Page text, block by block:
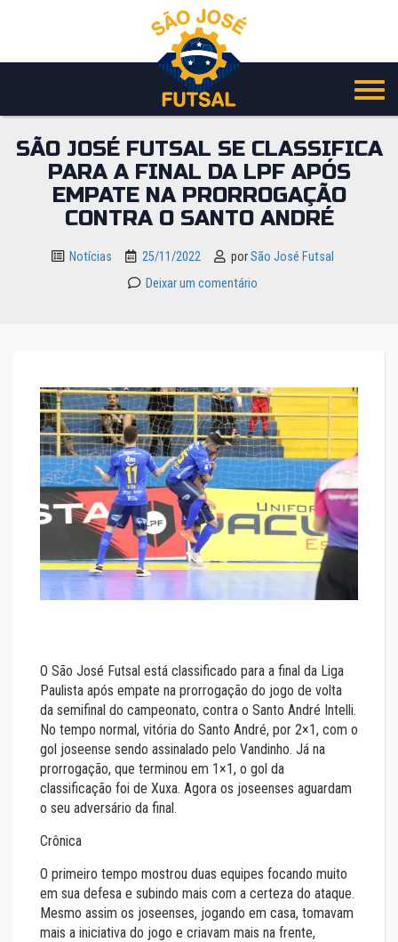
o
SÃO JOSÉ FUTSAL SE CLASSIFICA
PARA A FINAL DA LPF APÓS
EMPATE NA PRORROGAÇÃO
CONTRA O SANTO ANDRÉ
Notícias 25/11/2022 porSão José Futsal
Deixar um comentário
O São José Futsal está classificado para a final da Liga
Paulista após empate na prorrogação do jogo de volta
da semifinal do campeonato, contra o Santo André Intelli.
No tempo normal, vitória do Santo André, por 2×1, com o
gol joseense sendo assinalado pelo Vandinho. Já na
prorrogação, que terminou em 1×1, o gol da
classificação foi de Xuxa. Agora os joseenses aguardam
o seu adversário da final.
Crônica
O primeiro tempo mostrou duas equipes focando muito
em sua defesa e subindo mais com a certeza do ataque.
Mesmo assim os joseenses, jogando em casa, tomavam
mais a iniciativa do jogo e criavam mais na frente,